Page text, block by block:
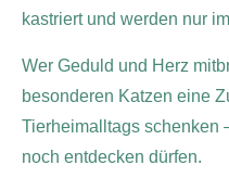
kastriert und werden nur
Wer Geduld und Herz
besonderen Katzen eine
Tierheimalltags schenken
noch entdecken dürfen.